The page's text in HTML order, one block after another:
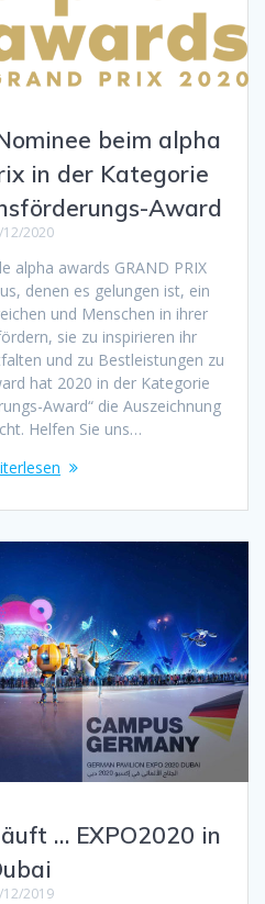
beim alpha
in der Kategorie
Award
12/2020
alpha awards GRAND PRIX
denen es gelungen ist, ein
und Menschen in ihrer
sie zu inspirieren ihr
und zu Bestleistungen zu
hat 2020 in der Kategorie
Award“ die Auszeichnung
Helfen Sie uns…
… EXPO2020 in
2019